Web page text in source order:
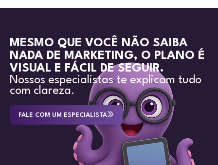
MESMO QUE VOCÊ NÃO SAIBA
NADA DE MARKETING, O PLANO É
VISUAL E FÁCIL DE SEGUIR.
Nossos especialistas te explicam tudo
com clareza.
FALE COM UM ESPECIALISTA